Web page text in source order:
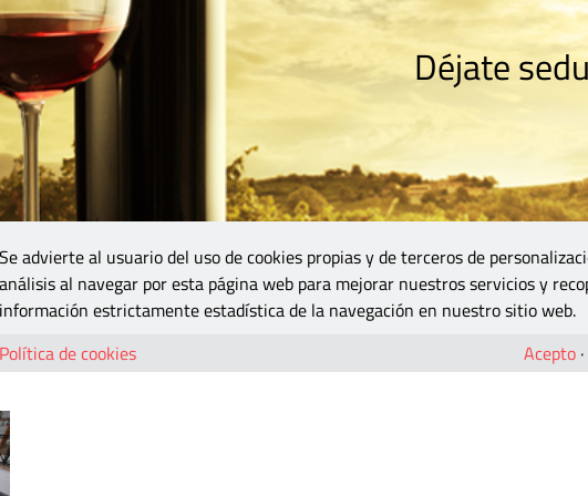
Déjate
01
Se advierte al usuario del uso de cookies propias y de terceros de
análisis al navegar por esta página web para mejorar nuestros servicios y
información estrictamente estadística de la navegación en nuestro sitio web.
Política de cookies
Acepto ·